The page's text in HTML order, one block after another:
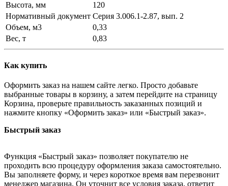
Высота, мм
120
Нормативный документ Серия 3.006.1-2.87, вып. 2
Объем, м3
0,33
Вес, т
0,83
Как купить
Оформить заказ на нашем сайте легко. Просто добавьте
выбранные товары в корзину, а затем перейдите на страницу
Корзина, проверьте правильность заказанных позиций и
нажмите кнопку «Оформить заказ» или «Быстрый заказ».
Быстрый заказ
Функция «Быстрый заказ» позволяет покупателю не
проходить всю процедуру оформления заказа самостоятельно.
Вы заполняете форму, и через короткое время вам перезвонит
менеджер магазина. Он уточнит все условия заказа, ответит